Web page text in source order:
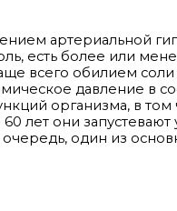
артериальной
есть более или
всего обилием
давление в
организма, в том
лет они
один из